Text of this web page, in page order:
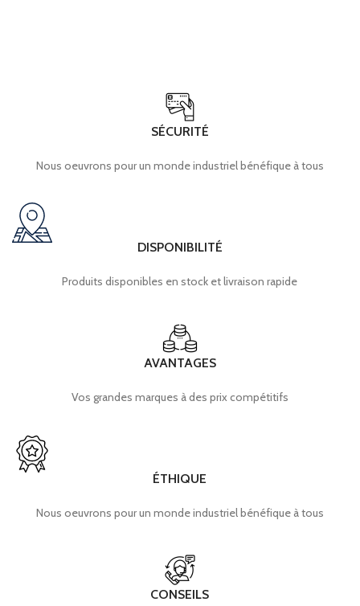
SÉCURITÉ
Nous oeuvrons pour un monde industriel bénéfique à tous
DISPONIBILITÉ
Produits disponibles en stock et livraison rapide
AVANTAGES
Vos grandes marques à des prix compétitifs
ÉTHIQUE
Nous oeuvrons pour un monde industriel bénéfique à tous
CONSEILS